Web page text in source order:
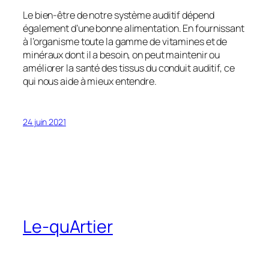
Le bien-être de notre système auditif dépend
également d’une bonne alimentation. En fournissant
à l’organisme toute la gamme de vitamines et de
minéraux dont il a besoin, on peut maintenir ou
améliorer la santé des tissus du conduit auditif, ce
qui nous aide à mieux entendre.
24 juin 2021
Le-quArtier